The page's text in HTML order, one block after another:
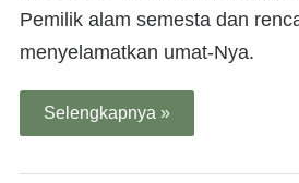
Pemilik alam semesta dan
menyelamatkan umat-Nya.
Selengkapnya »